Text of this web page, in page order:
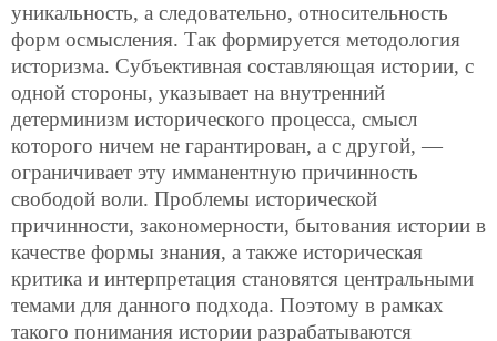
уникальность, а следовательно, относительность
форм осмысления. Так формируется методология
историзма. Субъективная составляющая истории, с
одной стороны, указывает на внутренний
детерминизм исторического процесса, смысл
которого ничем не гарантирован, а с другой, —
ограничивает эту имманентную причинность
свободой воли. Проблемы исторической
причинности, закономерности, бытования истории в
качестве формы знания, а также историческая
критика и интерпретация становятся центральными
темами для данного подхода. Поэтому в рамках
такого понимания истории разрабатываются